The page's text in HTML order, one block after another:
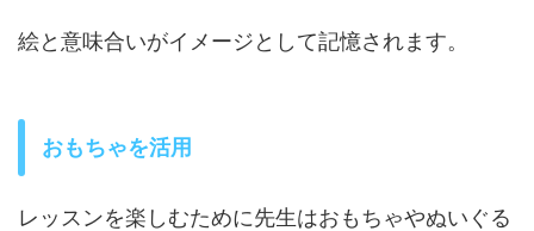
絵と意味合いがイメージとして記憶されます。
おもちゃを活用
レッスンを楽しむために先生はおもちゃやぬいぐる